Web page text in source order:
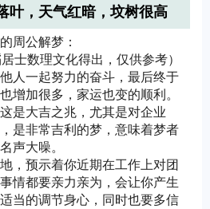
叶，天气红暗，坟树很高
树叶
周公解梦：
士数理文化得出，仅供参考）
人一起努力的奋斗，最后终于
增加很多，家运也变的顺利。
是大吉之兆，尤其是对企业
是非常吉利的梦，意味着梦者
声大噪。
，预示着你近期在工作上对团
情都要亲力亲为，会让你产生
当的调节身心，同时也要多信